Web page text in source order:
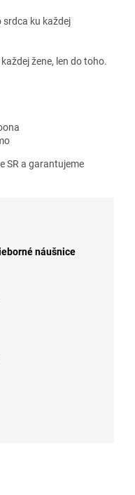
srdca ku každej
žene, len do toho.
SR a garantujeme
náušnice